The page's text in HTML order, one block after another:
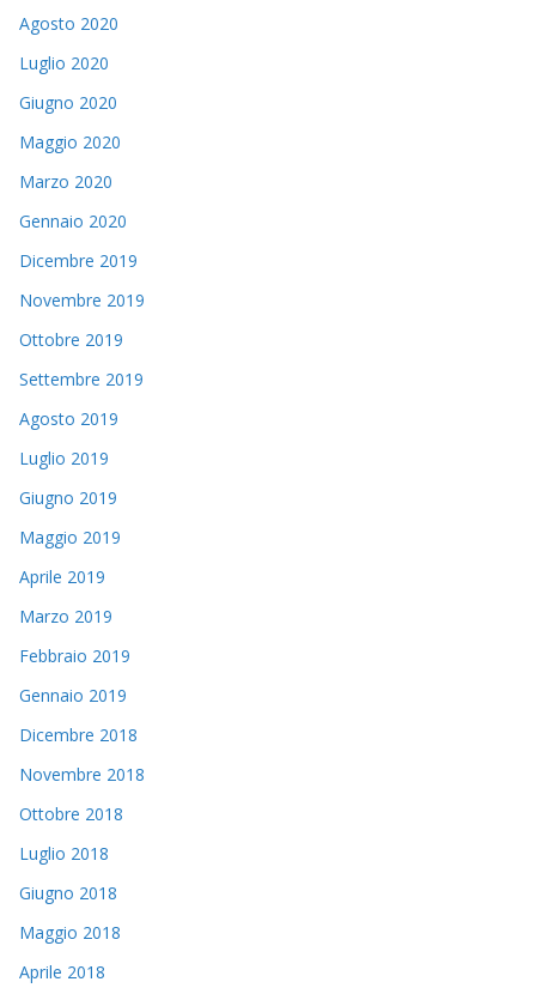
Agosto 2020
Luglio 2020
Giugno 2020
Maggio 2020
Marzo 2020
Gennaio 2020
Dicembre 2019
Novembre 2019
Ottobre 2019
Settembre 2019
Agosto 2019
Luglio 2019
Giugno 2019
Maggio 2019
Aprile 2019
Marzo 2019
Febbraio 2019
Gennaio 2019
Dicembre 2018
Novembre 2018
Ottobre 2018
Luglio 2018
Giugno 2018
Maggio 2018
Aprile 2018